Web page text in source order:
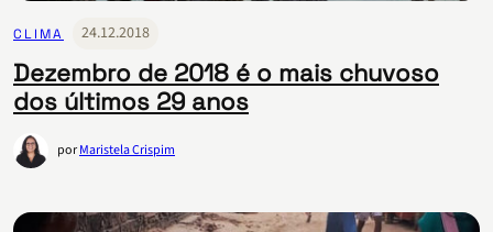
CLIMA 24.12.2018
Dezembro de 2018 é o mais chuvoso
dos últimos 29 anos
porMaristela Crispim